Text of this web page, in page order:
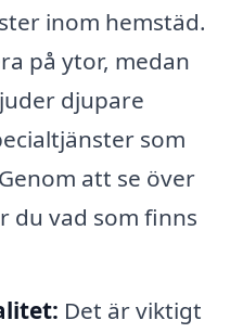
inom hemstäd.
på ytor, medan
djupare
som
att se över
du vad som finns
Det är viktigt